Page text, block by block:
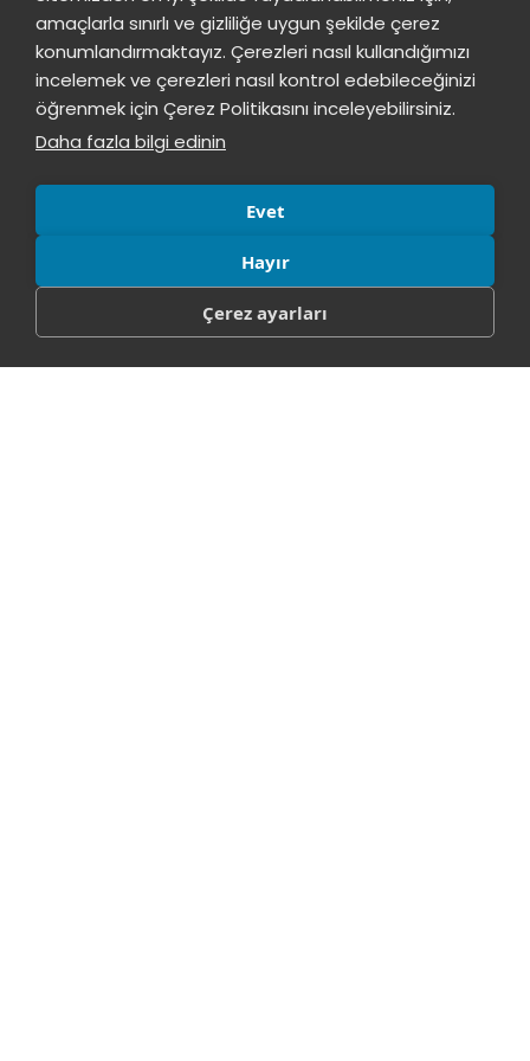
amaçlarla sınırlı ve gizliliğe uygun şekilde çerez
konumlandırmaktayız. Çerezleri nasıl kullandığımızı
incelemek ve çerezleri nasıl kontrol edebileceğinizi
öğrenmek için Çerez Politikasını inceleyebilirsiniz.
Daha fazla bilgi edinin
Evet
Hayır
Çerez ayarları
TÜBİTAK TEYDEB tarafından
desteklenmeye hak kazandı.
çevrimiçi
İstinye Üniversitesi
Merhaba! Size nasıl yardımcı
olabilirim?